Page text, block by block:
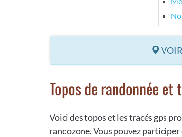
Topos de randonnée et
Voici des topos et les tracés gps
randozone. Vous pouvez